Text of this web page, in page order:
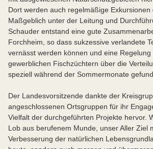
Dort werden auch regelmäßige Exkursionen
Maßgeblich unter der Leitung und
Schauder entstand eine gute
Forchheim, so dass sukzessive verlandete
vernässt werden können und eine Regelung
gewerblichen Fischzüchtern über die
speziell während der Sommermonate
Der Landesvorsitzende dankte der
angeschlossenen Ortsgruppen für ihr
Vielfalt der durchgeführten Projekte hervor.
Lob aus berufenem Munde, unser Aller Ziel
Verbesserung der natürlichen